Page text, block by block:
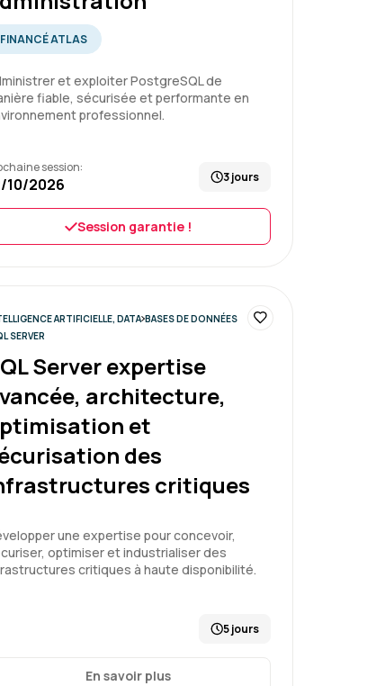
pas mal de pratique et de bons
très à l'écoute et qui n'oublie jamais
Le 26/06/2026 5
auprès de ma hiérarchie pour les
au rythme de chacun
FINANCÉ ATLAS
et exploiter PostgreSQL de
fiable, sécurisée et performante en
professionnel.
session:
10/2026 3 jours
Session garantie !
ARTIFICIELLE, DATA BASES DE DONNÉES
SERVER
Server expertise
architecture,
et
des
critiques
une expertise pour concevoir,
optimiser et industrialiser des
critiques à haute disponibilité.
5 jours
En savoir plus